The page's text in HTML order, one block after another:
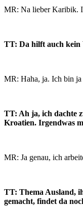
MR: Na lieber Karibik.
TT: Da hilft auch kein
MR: Haha, ja. Ich bin ja
TT: Ah ja, ich dachte
Kroatien. Irgendwas
MR: Ja genau, ich
TT: Thema Ausland,
gemacht, findet da